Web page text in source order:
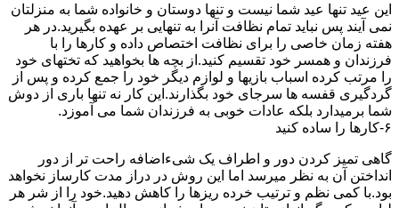
این عید تنها عید شما نیست و تنها دوستان و خانواده شما به منزلتان
نمی آیند پس نباید تمام نظافت آنرا به تنهایی بر عهده بگیرید.در هر
هفته زمان خاصی را برای نظافت اختصاص داده و کارها را با
فرزندان و همسر خود تقسیم کنید.از بچه ها بخواهید که تختهای خود
را مرتب کرده اسباب بازیها و لوازم دیگر خود را جمع کرده و پس از
گردگیری قفسه ها سرجای خود بگذارند.این کار نه تنها باری از دوش
شما برمیدارد بلکه عادات خوبی به فرزندان شما می آموزد.
۶-کارها را ساده کنید
گاهی تمیز کردن دور و اطراف یک شیءاضافه راحت تر از دور
انداختن آن به نظر میرسد اما این روش در دراز مدت کارساز نخواهد
بود.با کمی نظم و ترتیب خرده ریزها را کاهش دهید.خود را از شر هر